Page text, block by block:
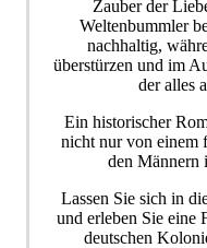
Zauber der
Weltenbummler
nachhaltig,
überstürzen und im
der alles
Ein historischer
nicht nur von einem
den Männern
Lassen Sie sich in
und erleben Sie eine
deutschen